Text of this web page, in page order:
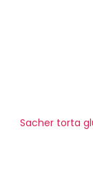
Sacher torta